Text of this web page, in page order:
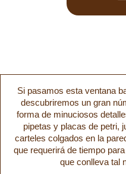
Si pasamos esta ventana
descubriremos un gran
forma de minuciosos
pipetas y placas de petri,
carteles colgados en la
que requerirá de tiempo
que conlleva tal